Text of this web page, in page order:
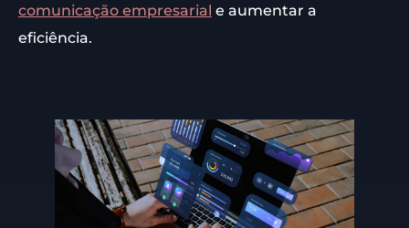
comunicação empresarial e aumentar a
eficiência.